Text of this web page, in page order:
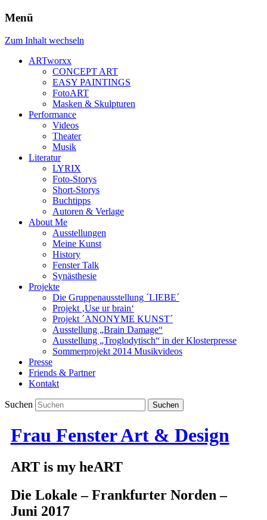
Menü
Zum Inhalt wechseln
ARTworxx
CONCEPT ART
EASY PAINTINGS
FotoART
Masken & Skulpturen
Performance
Videos
Theater
Musik
Literatur
LYRIX
Foto-Storys
Short-Storys
Buchtipps
Autoren & Verlage
About Me
Ausstellungen
Meine Kunst
History
Fenster Talk
Synästhesie
Projekte
Die Gruppenausstellung ´LIEBE´
Projekt ‚Use ur brain‘
Projekt ´ANONYME KUNST´
Ausstellung „Brain Damage“
Ausstellung „Troglodytisch“ in der Klosterpresse
Sommerprojekt 2014 Musikvideos
Presse
Friends & Partner
Kontakt
Suchen
Frau Fenster Art & Design
ART is my heART
Die Lokale – Frankfurter Norden –
Juni 2017